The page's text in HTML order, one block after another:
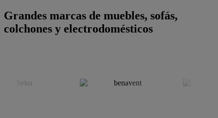
Grandes marcas de muebles, sofás,
colchones y electrodomésticos